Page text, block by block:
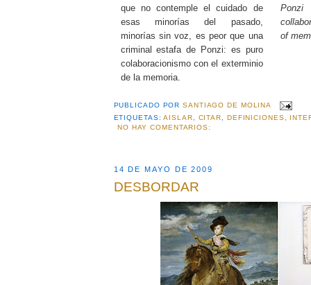
que no contemple el cuidado de
esas minorías del pasado,
minorías sin voz, es peor que una
criminal estafa de Ponzi: es puro
colaboracionismo con el exterminio
de la memoria.
of
PUBLICADO PORSANTIAGO DE MOLINA
ETIQUETAS:AISLAR CITAR DEFINICIONES
NO HAY COMENTARIOS:
14 DE MAYO DE 2009
DESBORDAR